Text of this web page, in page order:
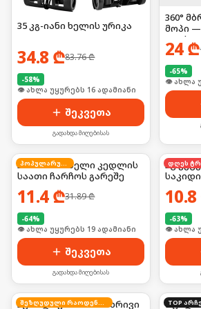
35 კგ-იანი ხელის ურიკა
34.8 ₾83.76₾
-58%
🛒 ბოლო 24სთ-ში იყიდა 21-მა
შეკვეთა
გადახდა მიღებისას
360°
მოპი
24₾
-65%
🛒 ბოლო
3D მანათობელი კედლის
საათი ჩარჩოს გარეშე
11.4₾31.89₾
-64%
🛒 ბოლო 24სთ-ში იყიდა 25-მა
შეკვეთა
გადახდა მიღებისას
3ც
საკიდი
10.8
-63%
🛒 ბოლო
3ც სილიკონის ორმხრივი
5 ცალი